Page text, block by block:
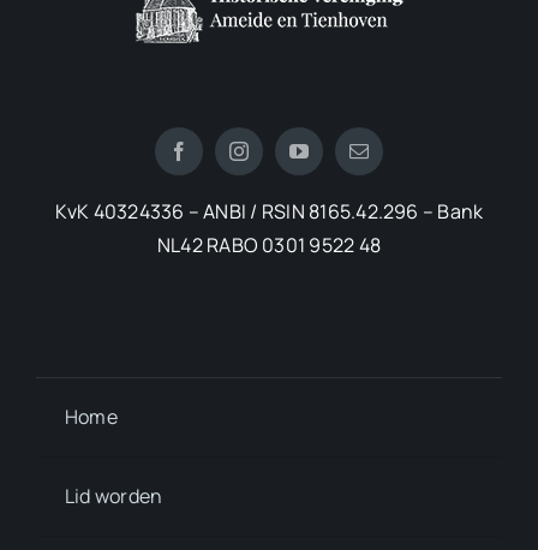
KvK 40324336 – ANBI / RSIN 8165.42.296 – Bank
NL42 RABO 0301 9522 48
Home
Lid worden